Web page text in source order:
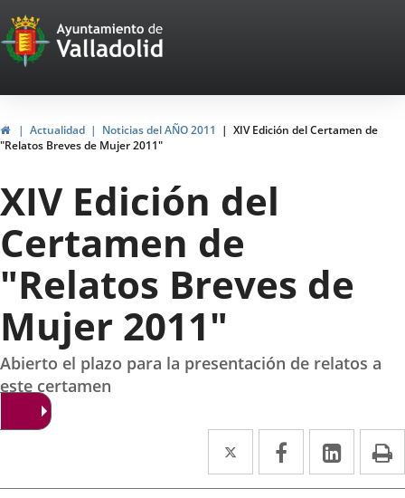
Portal
Web
del
Ayuntamiento
de
Valladolid
InicioActualidad Noticias del AÑO 2011
XIV Edición del Certamen de
"Relatos Breves de Mujer 2011"
XIV Edición del
Certamen de
"Relatos Breves de
Mujer 2011"
Abierto el plazo para la presentación de relatos a
este certamen
Twitter
Enlace
a
Facebook
Enlace
a
Enlace
a